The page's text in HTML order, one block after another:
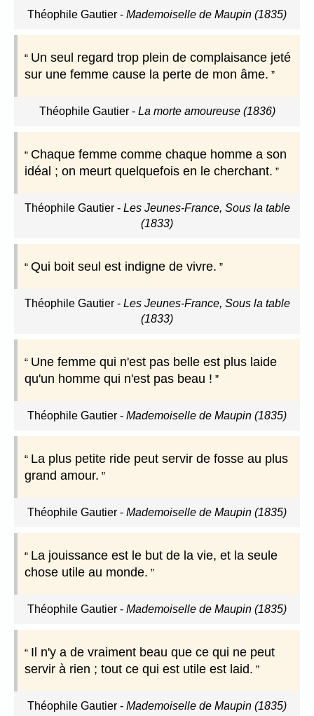
Théophile Gautier - Mademoiselle de Maupin (1835)
Un seul regard trop plein de complaisance jeté
sur une femme cause la perte de mon âme.
Théophile Gautier- La morte amoureuse (1836)
Chaque femme comme chaque homme a son
idéal ; on meurt quelquefois en le cherchant.
Théophile Gautier- Les Jeunes-France, Sous la table
(1833)
Qui boit seul est indigne de vivre.
Théophile Gautier- Les Jeunes-France, Sous la table
(1833)
Une femme qui n'est pas belle est plus laide
qu'un homme qui n'est pas beau !
Théophile Gautier - Mademoiselle de Maupin (1835)
La plus petite ride peut servir de fosse au plus
grand amour.
Théophile Gautier - Mademoiselle de Maupin (1835)
La jouissance est le but de la vie, et la seule
chose utile au monde.
Théophile Gautier - Mademoiselle de Maupin (1835)
Il n'y a de vraiment beau que ce qui ne peut
servir à rien ; tout ce qui est utile est laid.
Théophile Gautier - Mademoiselle de Maupin (1835)